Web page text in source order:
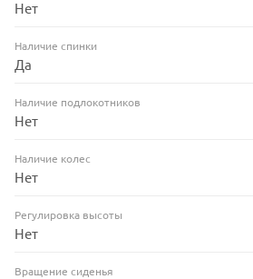
Нет
Наличие спинки
Да
Наличие подлокотников
Нет
Наличие колес
Нет
Регулировка высоты
Нет
Вращение сиденья